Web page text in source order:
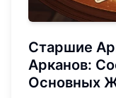
Старшие
Арканов:
Основных